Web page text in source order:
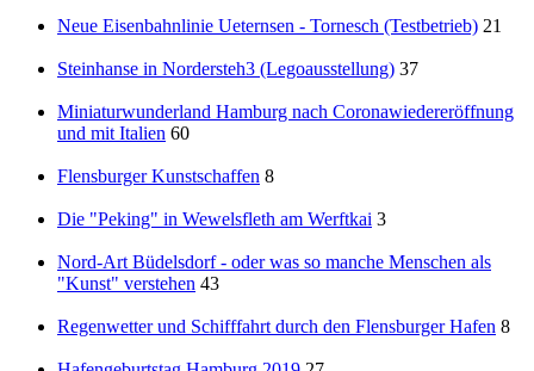
Neue Eisenbahnlinie Ueternsen - Tornesch (Testbetrieb) 21
Steinhanse in Nordersteh3 (Legoausstellung) 37
Miniaturwunderland Hamburg nach Coronawiedereröffnung
und mit Italien 60
Flensburger Kunstschaffen 8
Die "Peking" in Wewelsfleth am Werftkai 3
Nord-Art Büdelsdorf - oder was so manche Menschen als
"Kunst" verstehen 43
Regenwetter und Schifffahrt durch den Flensburger Hafen 8